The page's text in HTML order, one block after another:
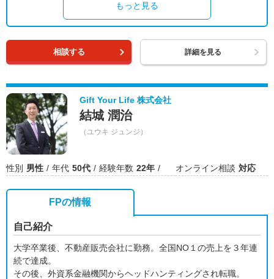
もっと見る
相談する 詳細を見る
Gift Your Life 株式会社
結城 潤治
（ユウキ ジュンジ）
性別 男性 年代 50代 経験年数 22年 オンライン相談 対応
FPの情報
自己紹介
大学卒業後、不動産販売会社に勤務。全国NO１の売上を３年連
続で達成。
その後、外資系金融機関からヘッドハンティングされ転職。